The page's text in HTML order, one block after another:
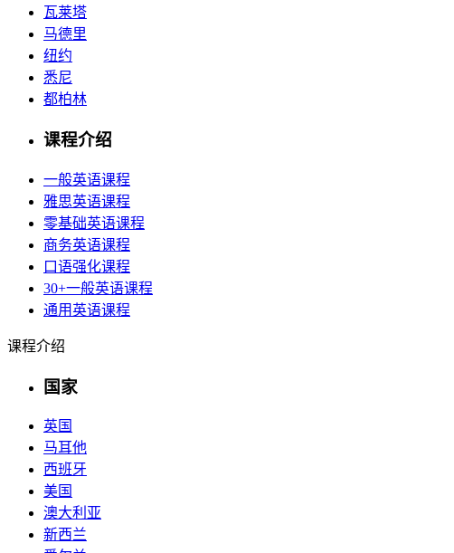
瓦莱塔
马德里
纽约
悉尼
都柏林
课程介绍
一般英语课程
雅思英语课程
零基础英语课程
商务英语课程
口语强化课程
30+一般英语课程
通用英语课程
课程介绍
国家
英国
马耳他
西班牙
美国
澳大利亚
新西兰